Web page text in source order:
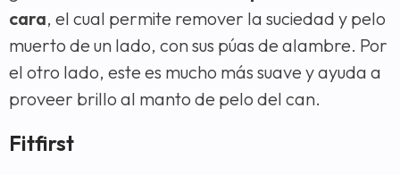
cara, el cual permite remover la suciedad y pelo
muerto de un lado, con sus púas de alambre. Por
el otro lado, este es mucho más suave y ayuda a
proveer brillo al manto de pelo del can.
Fitfirst